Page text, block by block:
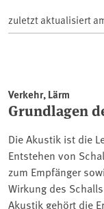
zuletzt aktualisiert
Verkehr, Lärm
Grundlagen
Die Akustik ist die
Entstehen von
zum Empfänger
Wirkung des
Akustik gehört die